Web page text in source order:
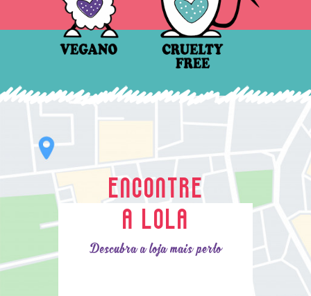
ENCONTRE
A LOLA
Descubra a loja mais perto